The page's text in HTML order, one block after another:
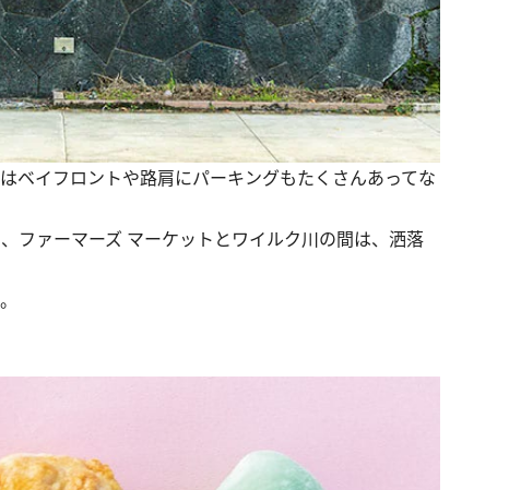
ベイフロントや路肩にパーキングもたくさんあってな
ファーマーズ マーケットとワイルク川の間は、洒落